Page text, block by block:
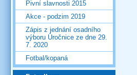
Pivní slavnosti 2015
Akce - podzim 2019
Zápis z jednání osadního
výboru Úročnice ze dne 29.
7. 2020
Fotbal/kopaná